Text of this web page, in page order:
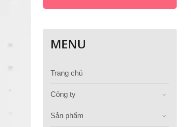
MENU
Trang chủ
Công ty
Sản phẩm